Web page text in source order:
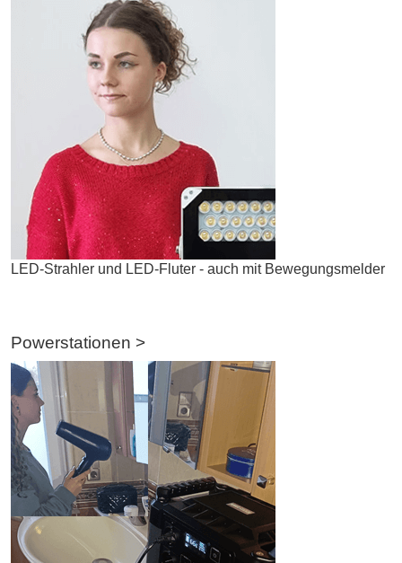
LED-Strahler und LED-Fluter - auch mit Bewegungsmelder
Powerstationen >